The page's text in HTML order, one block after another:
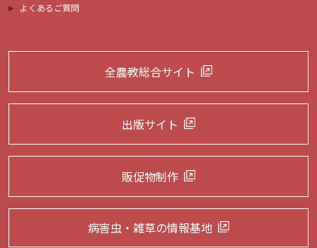
よくあるご質問
全農教総合サイト
出版サイト
販促物制作
病害虫・雑草の情報基地